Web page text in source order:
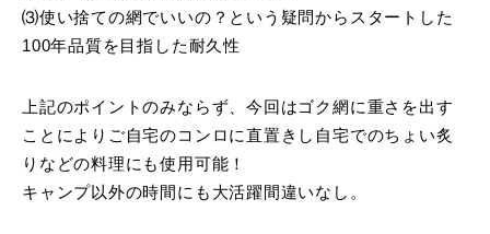
⑶使い捨ての網でいいの？という疑問からスタートした
100年品質を目指した耐久性
上記のポイントのみならず、今回はゴク網に重さを出す
ことによりご自宅のコンロに直置きし自宅でのちょい炙
りなどの料理にも使用可能！
キャンプ以外の時間にも大活躍間違いなし。